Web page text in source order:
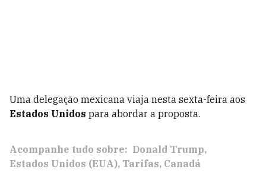
Uma delegação mexicana viaja nesta sexta-feira aos
Estados Unidos para abordar a proposta.
Acompanhe tudo sobre: Donald Trump
Estados Unidos (EUA) Tarifas Canadá